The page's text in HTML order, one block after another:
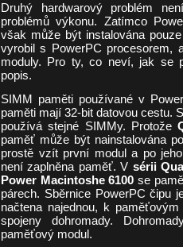
Druhý hardwarový problém
problémů výkonu. Zatímco
však může být instalována
vyrobil s PowerPC procesorem,
moduly. Pro ty, co neví, jak se
popis.
SIMM paměti používané v
paměti mají 32-bit datovou cestu.
používá stejné SIMMy. Protože
paměť může být nainstalována
prostě vzít první modul a po
není zaplněna paměť. V sérii
Power Macintoshe 6100 se
párech. Sběrnice PowerPC čipu
načtena najednou, k
spojeny dohromady.
paměťový modul.